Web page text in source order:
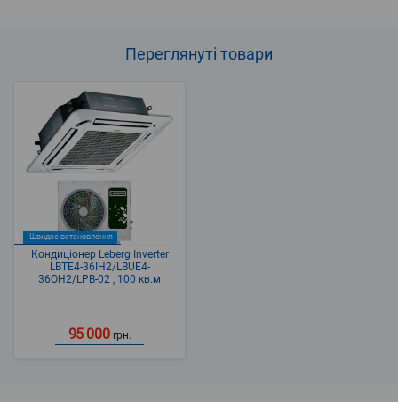
Переглянуті товари
Швидке встановлення
Кондиціонер Leberg Inverter
LBTE4-36IH2/LBUE4-
36OH2/LPB-02 , 100 кв.м
95 000 грн.